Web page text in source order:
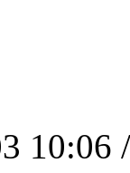
10:06